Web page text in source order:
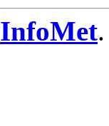
InfoMet.